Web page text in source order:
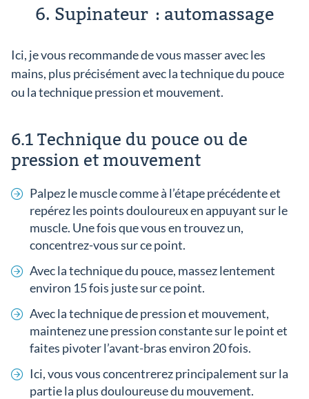
6. Supinateur : automassage
Ici, je vous recommande de vous masser avec les
mains, plus précisément avec la technique du pouce
ou la technique pression et mouvement.
6.1 Technique du pouce ou de
pression et mouvement
Palpez le muscle comme à l’étape précédente et
repérez les points douloureux en appuyant sur le
muscle. Une fois que vous en trouvez un,
concentrez-vous sur ce point.
Avec la technique du pouce, massez lentement
environ 15 fois juste sur ce point.
Avec la technique de pression et mouvement,
maintenez une pression constante sur le point et
faites pivoter l’avant-bras environ 20 fois.
Ici, vous vous concentrerez principalement sur la
partie la plus douloureuse du mouvement.